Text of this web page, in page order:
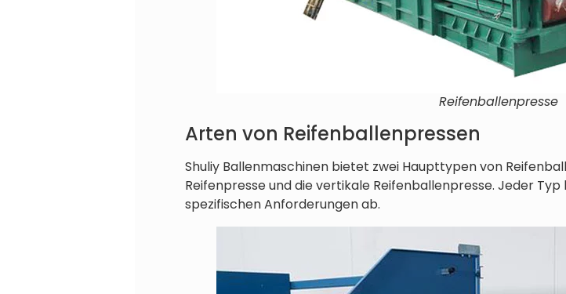
Reifenballenpresse
Arten von Reifenballenpressen
Shuliy Ballenmaschinen bietet zwei Haupttypen von
Reifenpresse und die vertikale Reifenballenpresse. Jeder
spezifischen Anforderungen ab.